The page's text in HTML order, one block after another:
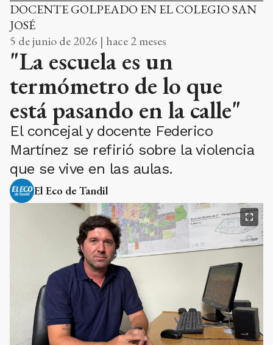
DOCENTE GOLPEADO EN EL COLEGIO SAN
JOSÉ
5 de junio de 2026 | hace 2 meses
"La escuela es un
termómetro de lo que
está pasando en la calle"
El concejal y docente Federico
Martínez se refirió sobre la violencia
que se vive en las aulas.
El Eco de Tandil